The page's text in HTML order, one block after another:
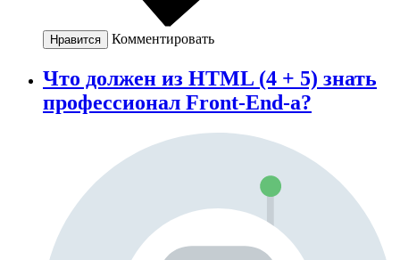
Нравится Комментировать
Что должен из HTML (4 + 5) знать
профессионал Front-End-а?